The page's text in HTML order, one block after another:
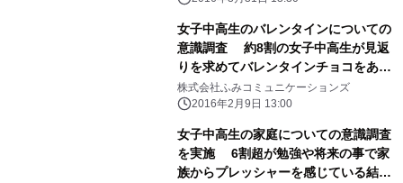
女子中高生のバレンタインについての
意識調査 約8割の女子中高生が見返
りを求めてバレンタインチョコをあげ
る
株式会社ふみコミュニケーションズ
2016年2月9日 13:00
女子中高生の家庭についての意識調査
を実施 6割超が勉強や将来の事で家
族からプレッシャーを感じている結果